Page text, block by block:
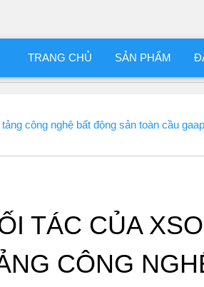
TRANG CHỦ SẢN PHẨM
công nghệ bất động sản toàn cầu
TÁC CỦA
CÔNG